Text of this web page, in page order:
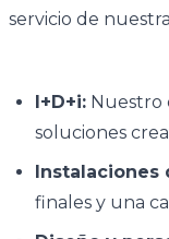
servicio de
I+D+i: Nuestro
soluciones
Instalaciones
finales y una